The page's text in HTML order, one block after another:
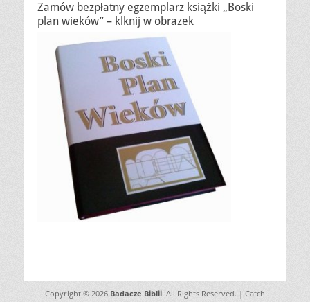
Zamów bezpłatny egzemplarz książki „Boski
plan wieków” – klknij w obrazek
Copyright © 2026 Badacze Biblii. All Rights Reserved. | Catch